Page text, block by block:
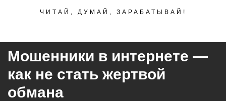
ЧИТАЙ, ДУМАЙ, ЗАРАБАТЫВАЙ!
Мошенники в интернете —
как не стать жертвой
обмана